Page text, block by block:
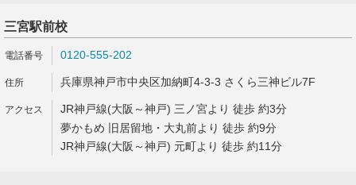
三宮駅前校
0120-555-202
兵庫県神戸市中央区加納町4-3-3 さくら三神ビル7F
JR神戸線(大阪～神戸) 三ノ宮より 徒歩 約3分
夢かもめ 旧居留地・大丸前より 徒歩 約9分
JR神戸線(大阪～神戸) 元町より 徒歩 約11分